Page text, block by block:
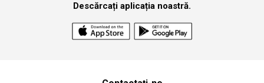
Descărcați aplicația noastră.